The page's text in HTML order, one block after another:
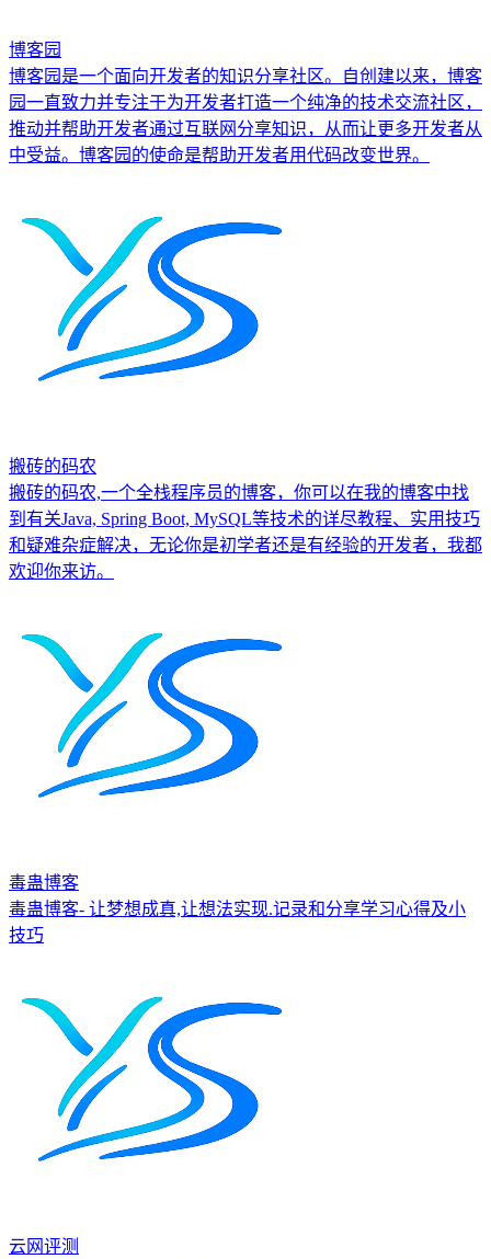
博客园
博客园是一个面向开发者的知识分享社区。自创建以来，博客
园一直致力并专注于为开发者打造一个纯净的技术交流社区，
推动并帮助开发者通过互联网分享知识，从而让更多开发者从
中受益。博客园的使命是帮助开发者用代码改变世界。
搬砖的码农
搬砖的码农,一个全栈程序员的博客，你可以在我的博客中找
到有关Java, Spring Boot, MySQL等技术的详尽教程、实用技巧
和疑难杂症解决，无论你是初学者还是有经验的开发者，我都
欢迎你来访。
毒蛊博客
毒蛊博客- 让梦想成真,让想法实现.记录和分享学习心得及小
技巧
云网评测